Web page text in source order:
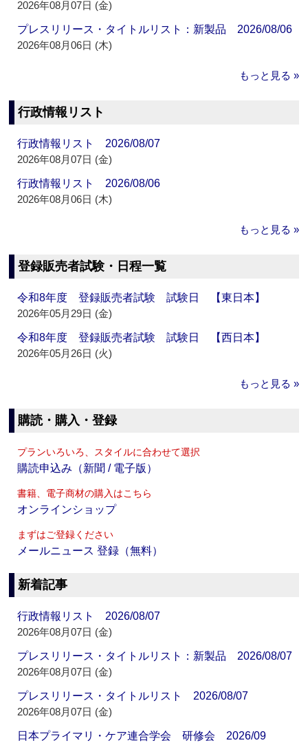
2026年08月07日 (金)
プレスリリース・タイトルリスト：新製品 2026/08/06
2026年08月06日 (木)
もっと見る »
行政情報リスト
行政情報リスト 2026/08/07
2026年08月07日 (金)
行政情報リスト 2026/08/06
2026年08月06日 (木)
もっと見る »
登録販売者試験・日程一覧
令和8年度 登録販売者試験 試験日 【東日本】
2026年05月29日 (金)
令和8年度 登録販売者試験 試験日 【西日本】
2026年05月26日 (火)
もっと見る »
購読・購入・登録
プランいろいろ、スタイルに合わせて選択
購読申込み（新聞 / 電子版）
書籍、電子商材の購入はこちら
オンラインショップ
まずはご登録ください
メールニュース 登録（無料）
新着記事
行政情報リスト 2026/08/07
2026年08月07日 (金)
プレスリリース・タイトルリスト：新製品 2026/08/07
2026年08月07日 (金)
プレスリリース・タイトルリスト 2026/08/07
2026年08月07日 (金)
日本プライマリ・ケア連合学会 研修会 2026/09